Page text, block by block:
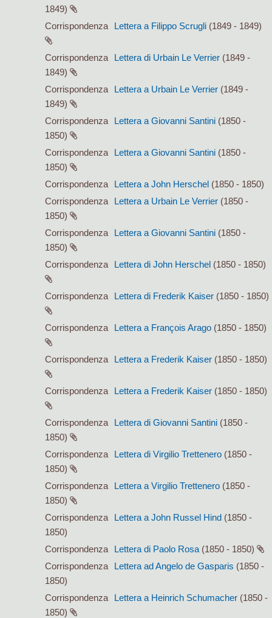
1849)
Corrispondenza
Lettera a Filippo Scrugli (1849 - 1849)
Corrispondenza Lettera di Urbain Le Verrier (1849 -
1849)
Corrispondenza
Lettera a Urbain Le Verrier (1849 -
1849)
Corrispondenza
Lettera a Giovanni Santini (1850 -
1850)
Corrispondenza
Lettera a Giovanni Santini (1850 -
1850)
Corrispondenza
Lettera a John Herschel (1850 - 1850)
Corrispondenza
Lettera a Urbain Le Verrier (1850 -
1850)
Corrispondenza
Lettera a Giovanni Santini (1850 -
1850)
Corrispondenza
Lettera di John Herschel (1850 - 1850)
Corrispondenza Lettera di Frederik Kaiser (1850 - 1850)
Corrispondenza Lettera a François Arago (1850 - 1850)
Corrispondenza Lettera a Frederik Kaiser (1850 - 1850)
Corrispondenza Lettera a Frederik Kaiser (1850 - 1850)
Corrispondenza Lettera di Giovanni Santini (1850 -
1850)
Corrispondenza
Lettera di Virgilio Trettenero (1850 -
1850)
Corrispondenza
Lettera a Virgilio Trettenero (1850 -
1850)
Corrispondenza
Lettera a John Russel Hind (1850 -
1850)
Corrispondenza
Lettera di Paolo Rosa (1850 - 1850)
Corrispondenza
Lettera ad Angelo de Gasparis (1850 -
1850)
Corrispondenza
Lettera a Heinrich Schumacher (1850 -
1850)